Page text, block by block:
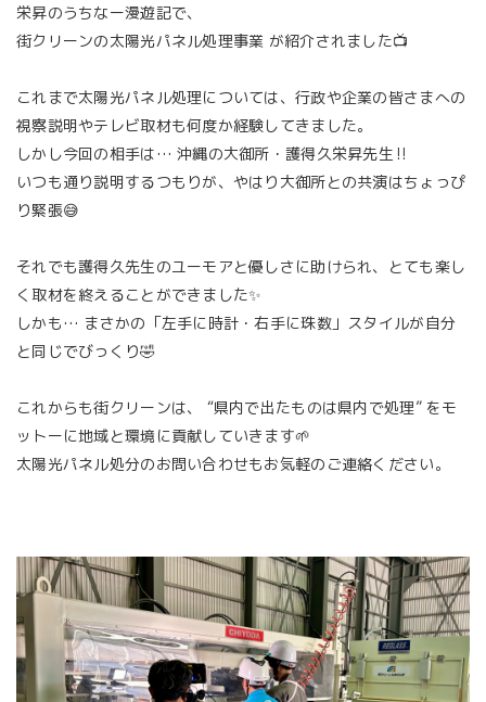
栄昇のうちなー漫遊記で、
街クリーンの太陽光パネル処理事業 が紹介されました📺
これまで太陽光パネル処理については、行政や企業の皆さまへの
視察説明やテレビ取材も何度か経験してきました。
しかし今回の相手は… 沖縄の大御所・護得久栄昇先生‼
いつも通り説明するつもりが、やはり大御所との共演はちょっぴ
り緊張😅
それでも護得久先生のユーモアと優しさに助けられ、とても楽し
く取材を終えることができました✨
しかも… まさかの「左手に時計・右手に珠数」スタイルが自分
と同じでびっくり🤣
これからも街クリーンは、 “県内で出たものは県内で処理” をモ
ットーに地域と環境に貢献していきます🌱
太陽光パネル処分のお問い合わせもお気軽のご連絡ください。